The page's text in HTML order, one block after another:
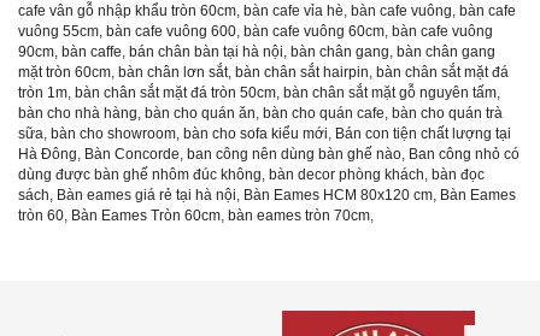
cafe vân gỗ nhập khẩu tròn 60cm, bàn cafe vỉa hè, bàn cafe vuông, bàn cafe
vuông 55cm, bàn cafe vuông 600, bàn cafe vuông 60cm, bàn cafe vuông
90cm, bàn caffe, bán chân bàn tại hà nội, bàn chân gang, bàn chân gang
mặt tròn 60cm, bàn chân lơn sắt, bàn chân sắt hairpin, bàn chân sắt mặt đá
tròn 1m, bàn chân sắt mặt đá tròn 50cm, bàn chân sắt mặt gỗ nguyên tấm,
bàn cho nhà hàng, bàn cho quán ăn, bàn cho quán cafe, bàn cho quán trà
sữa, bàn cho showroom, bàn cho sofa kiểu mới, Bán con tiện chất lượng tại
Hà Đông, Bàn Concorde, ban công nên dùng bàn ghế nào, Ban công nhỏ có
dùng được bàn ghế nhôm đúc không, bàn decor phòng khách, bàn đọc
sách, Bàn eames giá rẻ tại hà nội, Bàn Eames HCM 80x120 cm, Bàn Eames
tròn 60, Bàn Eames Tròn 60cm, bàn eames tròn 70cm,